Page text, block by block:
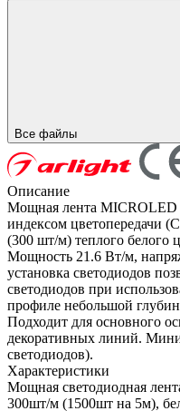
Все файлы
Описание
Мощная лента
индексом цветопередачи
(300 шт/м) теплого белого
Мощность 21.6 Вт/м,
установка светодиодов
светодиодов при
профиле небольшой
Подходит для основного
декоративных линий.
светодиодов).
Характеристики
Мощная светодиодная
300шт/м (1500шт на 5м),